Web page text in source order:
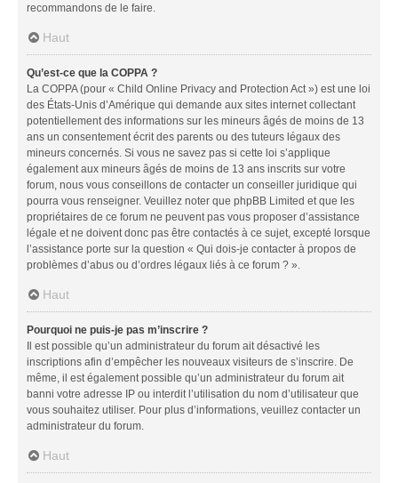
recommandons de le faire.
Haut
Qu’est-ce que la COPPA ?
La COPPA (pour « Child Online Privacy and Protection Act ») est une loi
des États-Unis d’Amérique qui demande aux sites internet collectant
potentiellement des informations sur les mineurs âgés de moins de 13
ans un consentement écrit des parents ou des tuteurs légaux des
mineurs concernés. Si vous ne savez pas si cette loi s’applique
également aux mineurs âgés de moins de 13 ans inscrits sur votre
forum, nous vous conseillons de contacter un conseiller juridique qui
pourra vous renseigner. Veuillez noter que phpBB Limited et que les
propriétaires de ce forum ne peuvent pas vous proposer d’assistance
légale et ne doivent donc pas être contactés à ce sujet, excepté lorsque
l’assistance porte sur la question « Qui dois-je contacter à propos de
problèmes d’abus ou d’ordres légaux liés à ce forum ? ».
Haut
Pourquoi ne puis-je pas m’inscrire ?
Il est possible qu’un administrateur du forum ait désactivé les
inscriptions afin d’empêcher les nouveaux visiteurs de s’inscrire. De
même, il est également possible qu’un administrateur du forum ait
banni votre adresse IP ou interdit l’utilisation du nom d’utilisateur que
vous souhaitez utiliser. Pour plus d’informations, veuillez contacter un
administrateur du forum.
Haut